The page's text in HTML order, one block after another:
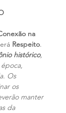
na
Respeito.
histórico,
Os
os
manter
da